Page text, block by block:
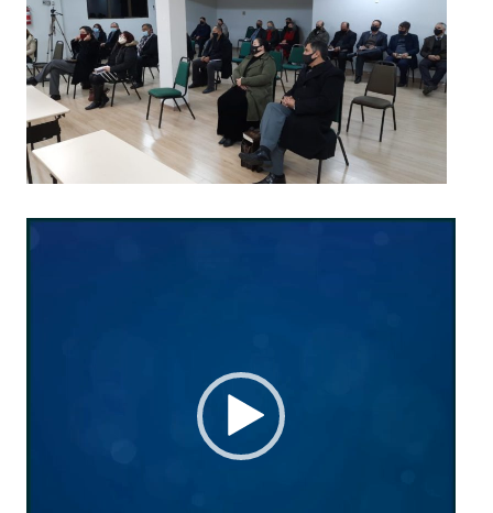
Reproductor